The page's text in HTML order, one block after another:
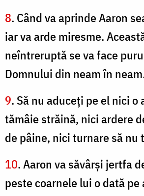
8. Când va aprinde Aaron
iar va arde miresme.
neîntreruptă se va face
Domnului din neam în
9. Să nu aduceţi pe el nici o
tămâie străină, nici ardere
de pâine, nici turnare să nu
10. Aaron va săvârşi jertfa
peste coarnele lui o dată pe